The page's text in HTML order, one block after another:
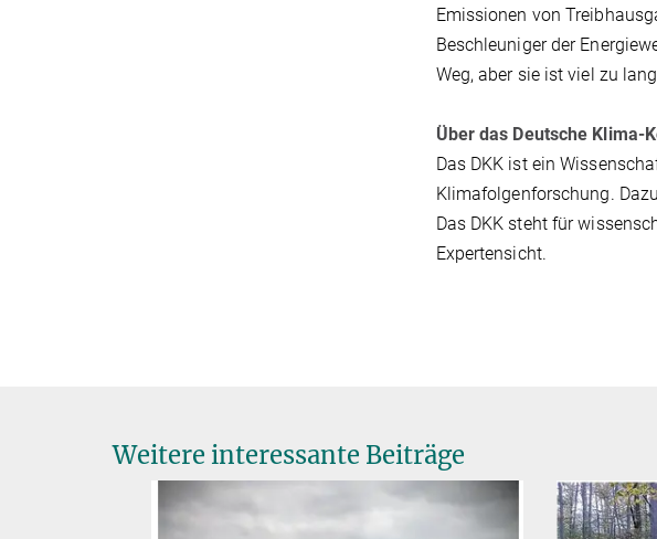
Emissionen von
Beschleuniger der
Weg, aber sie ist viel zu
Über das Deutsche Klima-
Das DKK ist ein
Klimafolgenforschung.
Das DKK steht für
Expertensicht.
Weitere interessante Beiträge